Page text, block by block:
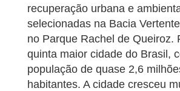
recuperação urbana e
selecionadas na Bacia
no Parque Rachel de Queiroz.
quinta maior cidade do Brasil,
população de quase 2,6
habitantes. A cidade cresceu